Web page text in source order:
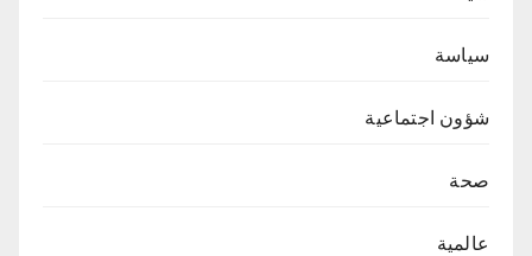
سياسة
شؤون اجتماعية
صحة
عالمية